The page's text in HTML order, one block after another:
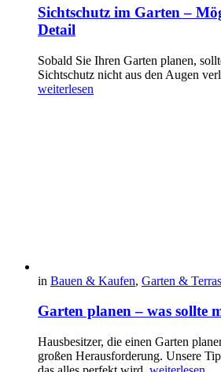
Sichtschutz im Garten –
Detail
Sobald Sie Ihren Garten planen,
Sichtschutz nicht aus den Augen
weiterlesen
in Bauen & Kaufen, Garten &
Garten planen – was sollte
Hausbesitzer, die einen Garten
großen Herausforderung. Unsere